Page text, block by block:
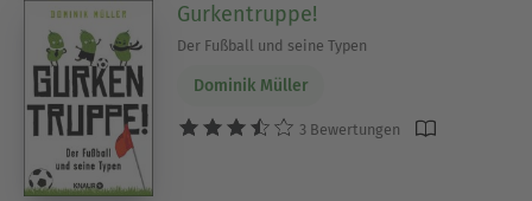
Gurkentruppe!
Der Fußball und seine Typen
Dominik Müller
3 Bewertungen